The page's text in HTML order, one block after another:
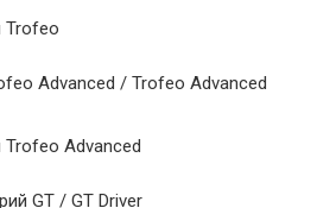
Trofeo
Advanced / Trofeo Advanced
Trofeo Advanced
GT / GT Driver